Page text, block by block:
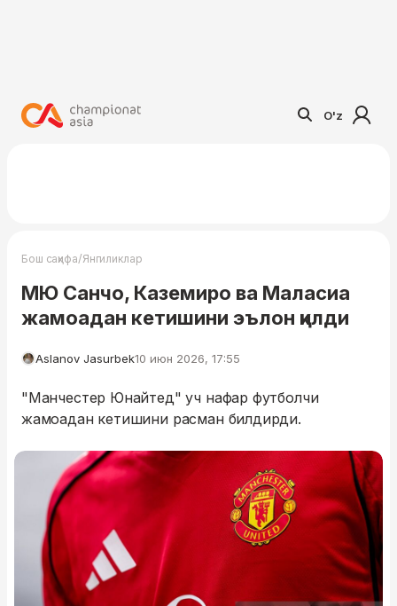
O'z
Бош саҳифа/Янгиликлар
МЮ Санчо, Каземиро ва Маласиа
жамоадан кетишини эълон қилди
Aslanov Jasurbek10 июн 2026, 17:55
"Манчестер Юнайтед" уч нафар футболчи
жамоадан кетишини расман билдирди.